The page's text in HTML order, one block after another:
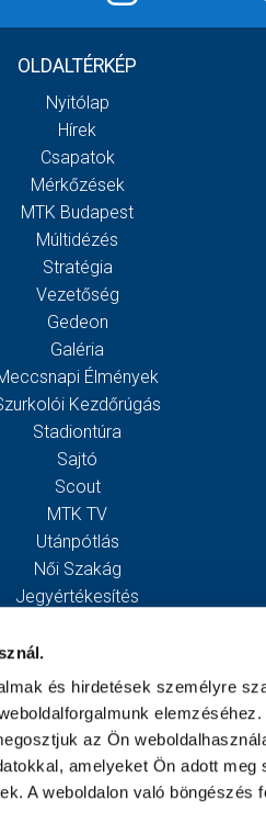
és hirdetések személyre
az Ön
amelyeket Ön adott
A weboldalon való böngészés
OLDALTÉRKÉP
Nyitólap
Hírek
Csapatok
Mérkőzések
MTK Budapest
Múltidézés
Stratégia
Vezetőség
Gedeon
Galéria
Élmények
Kezdőrúgás
Stadiontúra
Sajtó
Scout
MTK TV
Utánpótlás
Női Szakág
Jegyértékesítés
Egyesület
Kapcsolat